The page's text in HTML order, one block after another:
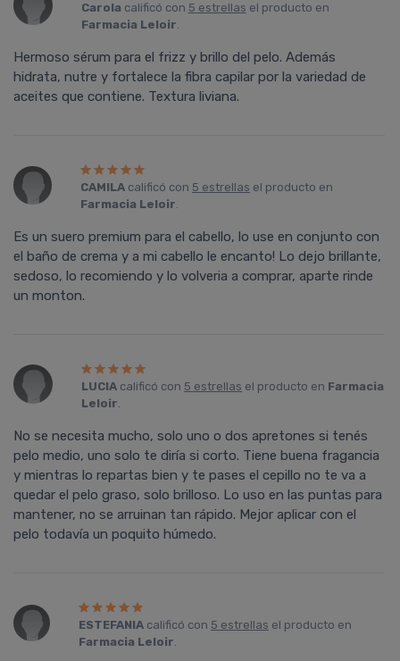
Carola calificó con 5 estrellas el producto en
Farmacia Leloir.
Hermoso sérum para el frizz y brillo del pelo. Además
hidrata, nutre y fortalece la fibra capilar por la variedad de
aceites que contiene. Textura liviana.
CAMILA calificó con 5 estrellas el producto en
Farmacia Leloir.
Es un suero premium para el cabello, lo use en conjunto con
el baño de crema y a mi cabello le encanto! Lo dejo brillante,
sedoso, lo recomiendo y lo volveria a comprar, aparte rinde
un monton.
LUCIA calificó con 5 estrellas el producto en Farmacia
Leloir.
No se necesita mucho, solo uno o dos apretones si tenés
pelo medio, uno solo te diría si corto. Tiene buena fragancia
y mientras lo repartas bien y te pases el cepillo no te va a
quedar el pelo graso, solo brilloso. Lo uso en las puntas para
mantener, no se arruinan tan rápido. Mejor aplicar con el
pelo todavía un poquito húmedo.
ESTEFANIAcalificó con 5 estrellas el producto en
Farmacia Leloir.